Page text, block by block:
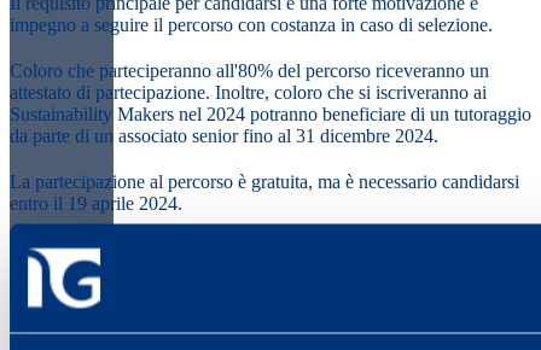
impegno a seguire il percorso con costanza in caso di selezione.
Coloro che parteciperanno all'80% del percorso riceveranno un
attestato di partecipazione. Inoltre, coloro che si iscriveranno ai
Sustainability Makers nel 2024 potranno beneficiare di un tutoraggio
da parte di un associato senior fino al 31 dicembre 2024.
La partecipazione al percorso è gratuita, ma è necessario candidarsi
entro il 19 aprile 2024.
Per maggiori informazioni e per candidarsi, scaricare il programma e
il questionario dal sito web di Sustainability Makers e inviarli alla
segreteria all'indirizzo
flyer SM per PMI 2024